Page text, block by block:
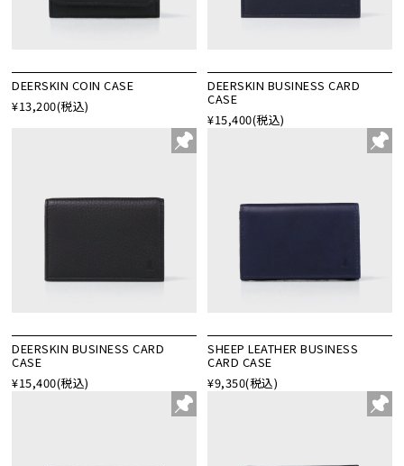
DEERSKIN COIN CASE
¥13,200(税込)
DEERSKIN BUSINESS CARD
CASE
¥15,400(税込)
DEERSKIN BUSINESS CARD
CASE
¥15,400(税込)
SHEEP LEATHER BUSINESS
CARD CASE
¥9,350(税込)